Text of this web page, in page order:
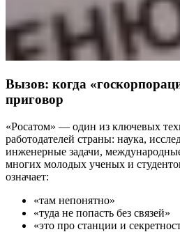
Вызов: когда
приговор
«Росатом» — один из ключевых
работодателей страны: наука,
инженерные задачи,
многих молодых ученых и
означает:
«там непонятно»
«туда не попасть без связей»
«это про станции и